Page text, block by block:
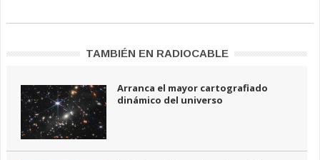
TAMBIÉN EN RADIOCABLE
Arranca el mayor cartografiado
dinámico del universo